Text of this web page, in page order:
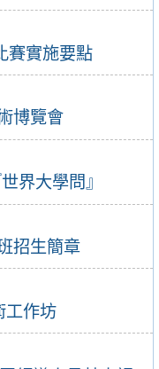
賽實施要點
博覽會
界大學問』
招生簡章
工作坊